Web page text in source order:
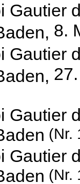
Gautier
8.
Gautier
Gautier
(Nr.
Gautier
(Nr.